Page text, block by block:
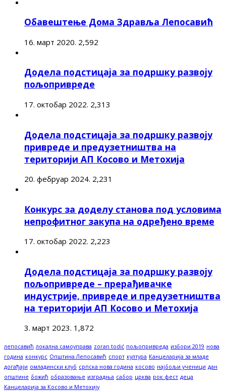
Обавештење Дома Здравља Лепосавић
16. март 2020. 2,592
Додела подстицаја за подршку развоју
пољопривреде
17. октобар 2022. 2,313
Додела подстицаја за подршку развоју
привреде и предузетништва на
територији АП Косово и Метохија
20. фебруар 2024. 2,231
Конкурс за доделу станова под условима
непрофитног закупа на одређено време
17. октобар 2022. 2,223
Додела подстицаја за подршку развоју
пољопривреде – прерађивачке
индустрије, привреде и предузетништва
на територији АП Косово и Метохија
3. март 2023. 1,872
лепосавић локална самоуправа zoran todić пољопривреда избори 2019 нова
година конкурс Општина Лепосавић спорт култура Канцеларија за младе
догађаји омладински клуб српска нова година косово најбољи ученици дан
општине божић образовање изградња сабор црква рок фест деца
Канцеларија за Косово и Метохију